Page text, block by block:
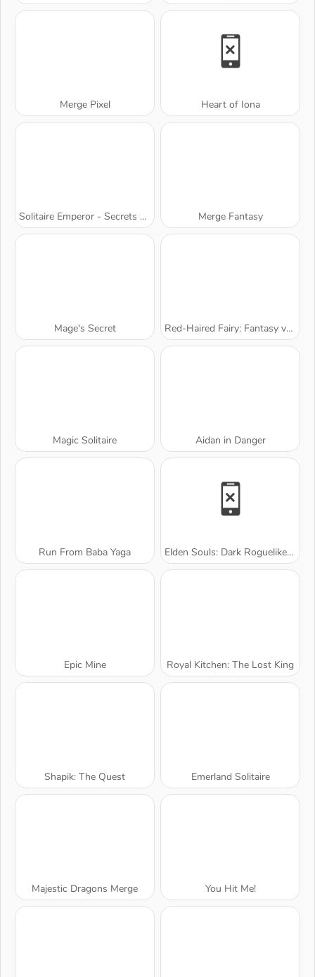
Merge Pixel Heart of Iona
Solitaire Emperor - Secrets of Fate Merge Fantasy
Mage's Secret Red-Haired Fairy: Fantasy vs. Reality
Magic Solitaire Aidan in Danger
Run From Baba Yaga Elden Souls: Dark Roguelike RPG
Epic Mine Royal Kitchen: The Lost King
Shapik: The Quest Emerland Solitaire
Majestic Dragons Merge You Hit Me!